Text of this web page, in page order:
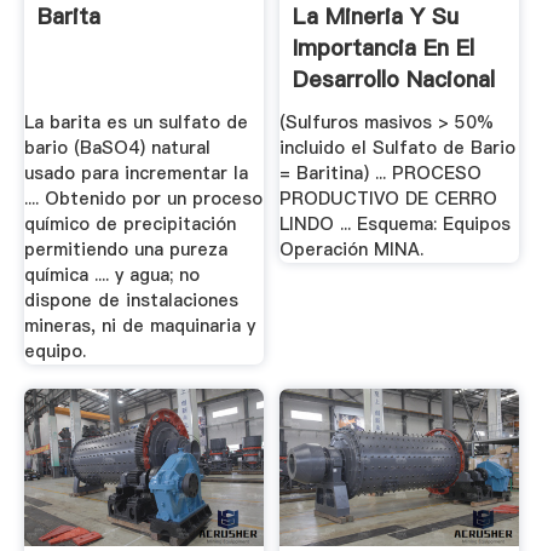
Barita
La barita es un sulfato de
bario (BaSO4) natural
usado para incrementar la
.... Obtenido por un proceso
químico de precipitación
permitiendo una pureza
química .... y agua; no
dispone de instalaciones
mineras, ni de maquinaria y
equipo.
La Mineria Y Su
Importancia En El
Desarrollo Nacional
Y En La ... .
(Sulfuros masivos > 50%
incluido el Sulfato de Bario
= Baritina) ... PROCESO
PRODUCTIVO DE CERRO
LINDO ... Esquema: Equipos
Operación MINA.